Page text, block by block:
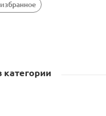
категории